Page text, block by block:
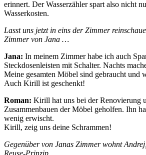
erinnert. Der Wasserzähler spart also nicht
Wasserkosten.
Lasst uns jetzt in eins der Zimmer
Zimmer von Jana …
Jana: In meinem Zimmer habe ich auch
Steckdosenleisten mit Schalter. Nachts
Meine gesamten Möbel sind gebraucht und
Auch Kirill ist geschenkt!
Roman: Kirill hat uns bei der Renovierung
Zusammenbauen der Möbel geholfen. Ihn
wenig erwischt.
Kirill, zeig uns deine Schrammen!
Gegenüber von Janas Zimmer wohnt